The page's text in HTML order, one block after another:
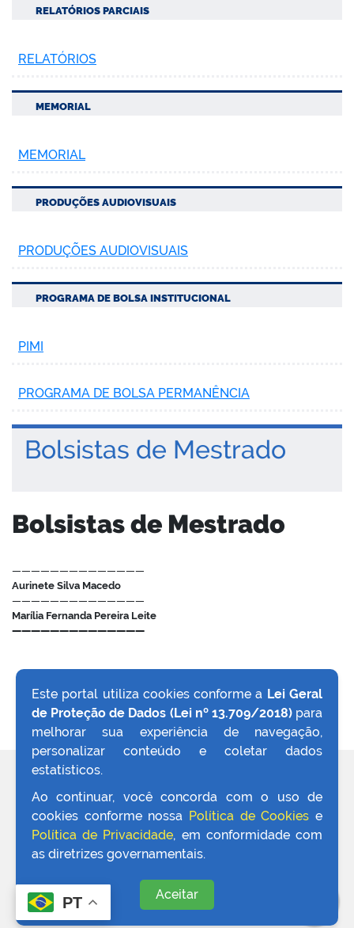
RELATÓRIOS PARCIAIS
RELATÓRIOS
MEMORIAL
MEMORIAL
PRODUÇÕES AUDIOVISUAIS
PRODUÇÕES AUDIOVISUAIS
PROGRAMA DE BOLSA INSTITUCIONAL
PIMI
PROGRAMA DE BOLSA PERMANÊNCIA
Bolsistas de Mestrado
Bolsistas de Mestrado
——————————————
Aurinete Silva Macedo
——————————————
Marília Fernanda Pereira Leite
——————————————
VOLTAR AO TOPO
Este portal utiliza cookies conforme a Lei Geral
de Proteção de Dados (Lei nº 13.709/2018)para
melhorar sua experiência de navegação,
personalizar conteúdo e coletar dados
estatísticos.
Ao continuar, você concorda com o uso de
cookies conforme nossa Política de Cookies e
Política de Privacidade, em conformidade com
as diretrizes governamentais.
Aceitar
PT